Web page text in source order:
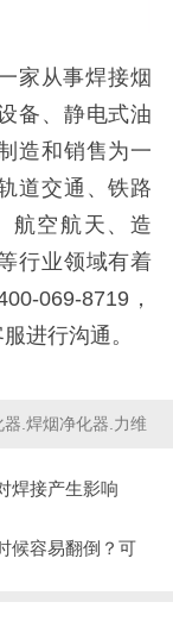
家从事焊接烟
备、静电式油
造和销售为一
道交通、铁路
航空航天、造
行业领域有着
069-8719，
进行沟通。
.焊烟净化器.力维
焊接产生影响
候容易翻倒？可